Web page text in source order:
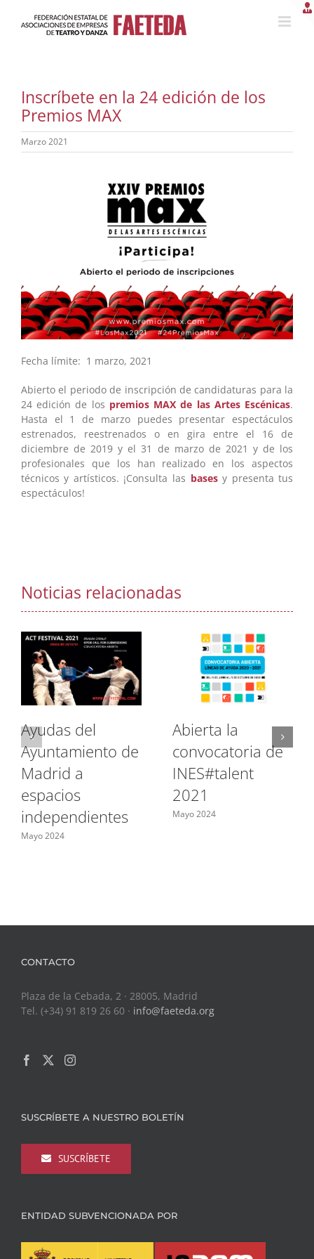
Inscríbete en la 24 edición de los
Premios MAX
Marzo 2021
Fecha límite: 1 marzo, 2021
Abierto el periodo de inscripción de candidaturas para la
24 edición de los premios MAX de las Artes Escénicas.
Hasta el 1 de marzo puedes presentar espectáculos
estrenados, reestrenados o en gira entre el 16 de
diciembre de 2019 y el 31 de marzo de 2021 y de los
profesionales que los han realizado en los aspectos
técnicos y artísticos. ¡Consulta las basesy presenta tus
espectáculos!
Noticias relacionadas
Ayudas del
Ayuntamiento de
Madrid a
espacios
independientes
Mayo 2024
Abierta la
convocatoria de
INES#talent
2021
Mayo 2024
CONTACTO
Plaza de la Cebada, 2 · 28005, Madrid
Tel. (+34) 91 819 26 60 · info@faeteda.org
SUSCRÍBETE A NUESTRO BOLETÍN
SUSCRÍBETE
ENTIDAD SUBVENCIONADA POR